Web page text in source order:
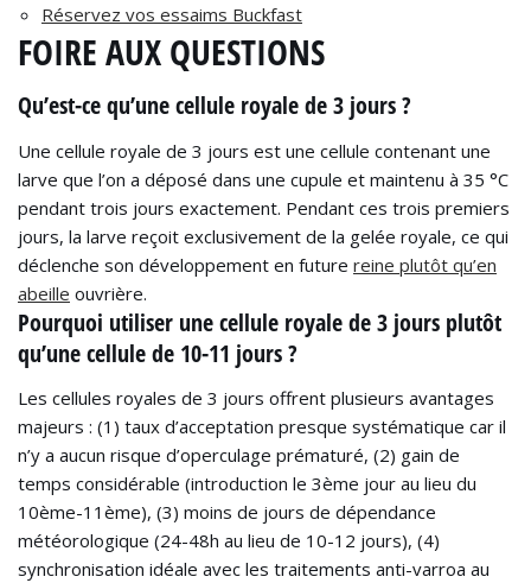
Réservez vos essaims Buckfast
FOIRE AUX QUESTIONS
Qu’est-ce qu’une cellule royale de 3 jours ?
Une cellule royale de 3 jours est une cellule contenant une
larve que l’on a déposé dans une cupule et maintenu à 35 °C
pendant trois jours exactement. Pendant ces trois premiers
jours, la larve reçoit exclusivement de la gelée royale, ce qui
déclenche son développement en future reine plutôt qu’en
abeille ouvrière.
Pourquoi utiliser une cellule royale de 3 jours plutôt
qu’une cellule de 10-11 jours ?
Les cellules royales de 3 jours offrent plusieurs avantages
majeurs : (1) taux d’acceptation presque systématique car il
n’y a aucun risque d’operculage prématuré, (2) gain de
temps considérable (introduction le 3ème jour au lieu du
10ème-11ème), (3) moins de jours de dépendance
météorologique (24-48h au lieu de 10-12 jours), (4)
synchronisation idéale avec les traitements anti-varroa au